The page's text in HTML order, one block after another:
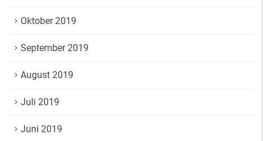
Oktober 2019
September 2019
August 2019
Juli 2019
Juni 2019